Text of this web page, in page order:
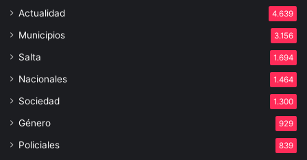
Actualidad 4.639
Municipios 3.156
Salta 1.694
Nacionales 1.464
Sociedad 1.300
Género 929
Policiales 839